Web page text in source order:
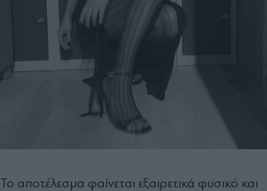
Το αποτέλεσμα φαίνεται εξαιρετικά φυσικό και